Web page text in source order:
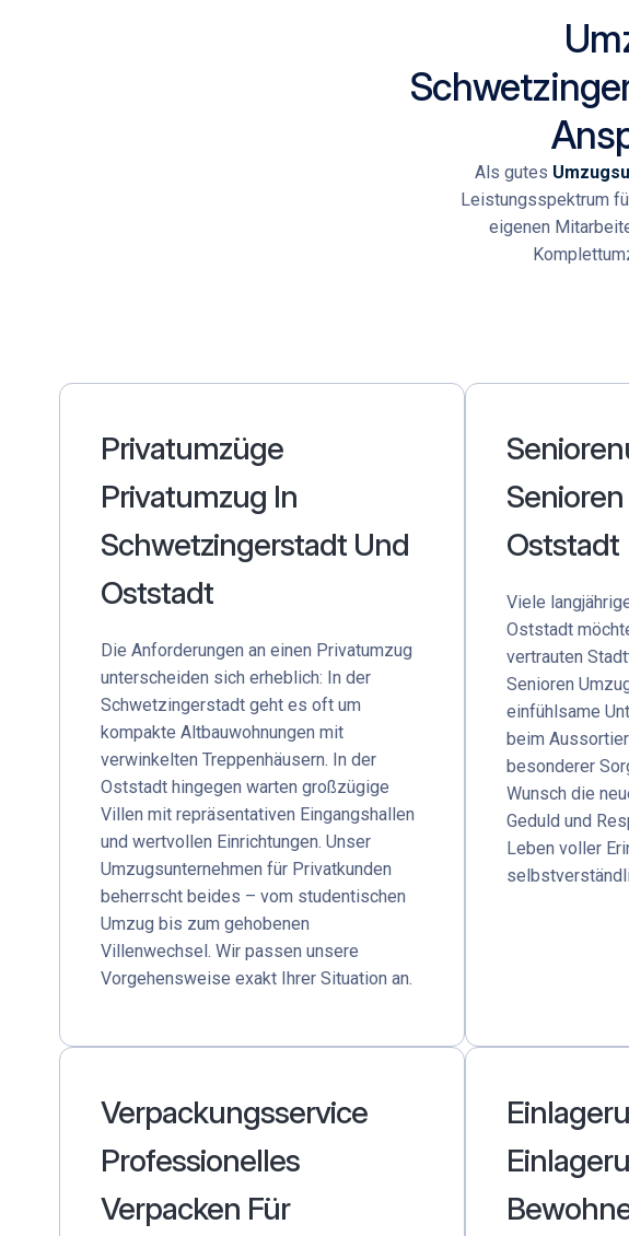
Als gutes
Leistungsspektrum
eigenen
Privatumzüge
Privatumzug In
Schwetzingerstadt Und
Oststadt
Die Anforderungen an einen Privatumzug
unterscheiden sich erheblich: In der
Schwetzingerstadt geht es oft um
kompakte Altbauwohnungen mit
verwinkelten Treppenhäusern. In der
Oststadt hingegen warten großzügige
Villen mit repräsentativen Eingangshallen
und wertvollen Einrichtungen. Unser
Umzugsunternehmen für Privatkunden
beherrscht beides – vom studentischen
Umzug bis zum gehobenen
Villenwechsel. Wir passen unsere
Vorgehensweise exakt Ihrer Situation an.
Oststadt
Viele
Oststadt
vertrauten
Senioren
einfühlsame
beim
besonderer
Wunsch die
Geduld und
Leben voller
Verpackungsservice
Professionelles
Verpacken Für